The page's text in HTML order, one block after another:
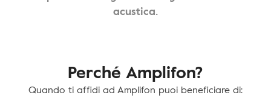
acustica.
Perché Amplifon?
Quando ti affidi ad Amplifon puoi beneficiare di: